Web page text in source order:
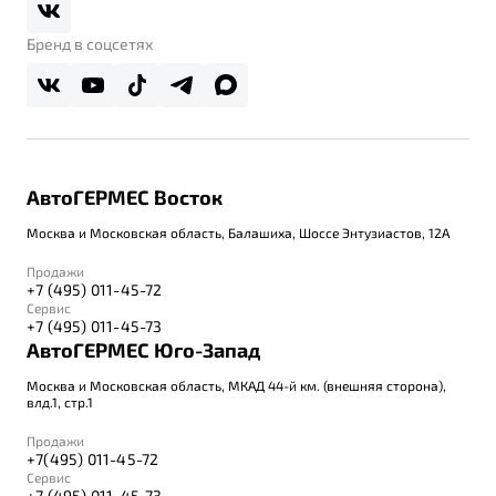
Реферальная программа
Правовая информация
Бренд в соцсетях
АвтоГЕРМЕС Восток
Москва и Московская область, Балашиха, Шоссе Энтузиастов, 12А
Продажи
+7 (495) 011-45-72
Сервис
+7 (495) 011-45-73
АвтоГЕРМЕС Юго-Запад
Москва и Московская область, МКАД 44-й км. (внешняя сторона),
влд.1, стр.1
Продажи
+7(495) 011-45-72
Сервис